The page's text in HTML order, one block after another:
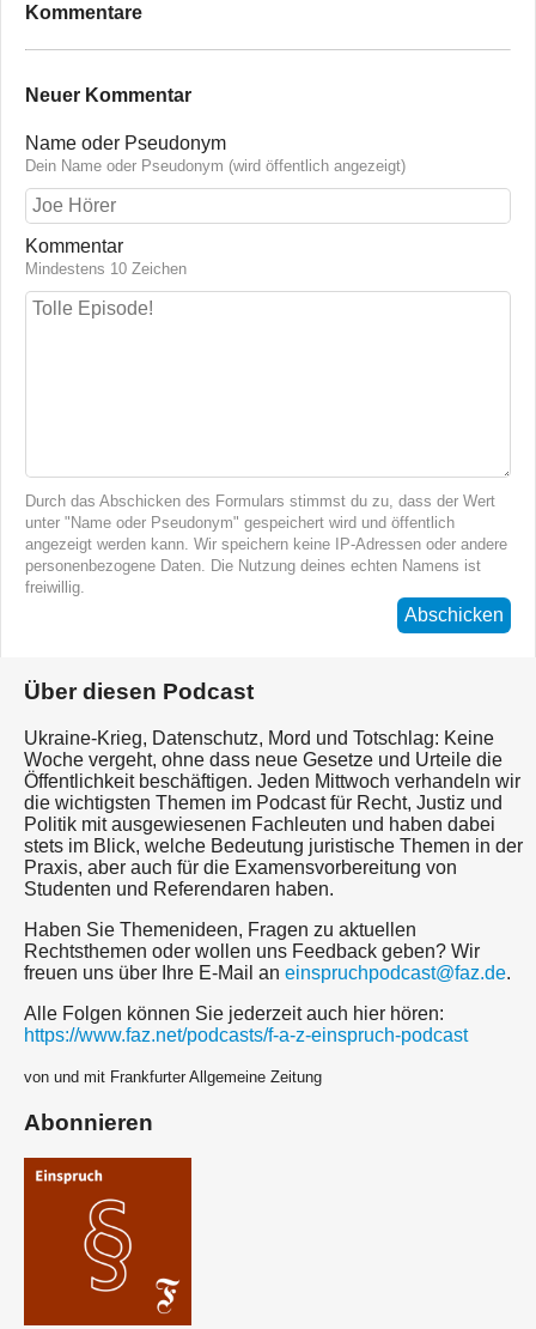
Kommentare
Neuer Kommentar
Name oder Pseudonym
Dein Name oder Pseudonym (wird öffentlich angezeigt)
Kommentar
Mindestens 10 Zeichen
Durch das Abschicken des Formulars stimmst du zu, dass der Wert
unter "Name oder Pseudonym" gespeichert wird und öffentlich
angezeigt werden kann. Wir speichern keine IP-Adressen oder andere
personenbezogene Daten. Die Nutzung deines echten Namens ist
freiwillig.
Abschicken
Über diesen Podcast
Ukraine-Krieg, Datenschutz, Mord und Totschlag: Keine
Woche vergeht, ohne dass neue Gesetze und Urteile die
Öffentlichkeit beschäftigen. Jeden Mittwoch verhandeln wir
die wichtigsten Themen im Podcast für Recht, Justiz und
Politik mit ausgewiesenen Fachleuten und haben dabei
stets im Blick, welche Bedeutung juristische Themen in der
Praxis, aber auch für die Examensvorbereitung von
Studenten und Referendaren haben.
Haben Sie Themenideen, Fragen zu aktuellen
Rechtsthemen oder wollen uns Feedback geben? Wir
freuen uns über Ihre E-Mail an einspruchpodcast@faz.de.
Alle Folgen können Sie jederzeit auch hier hören:
https://www.faz.net/podcasts/f-a-z-einspruch-podcast
von und mit Frankfurter Allgemeine Zeitung
Abonnieren